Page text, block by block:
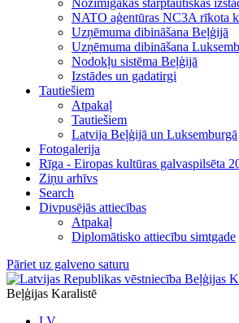
Nozīmīgākās starptautiskās
NATO aģentūras NC3A rīkota
Uzņēmuma dibināšana Beļģijā
Uzņēmuma dibināšana
Nodokļu sistēma Beļģijā
Izstādes un gadatirgi
Tautiešiem
Atpakaļ
Tautiešiem
Latvija Beļģijā un Luksemburgā
Fotogalerija
Rīga - Eiropas kultūras galvaspilsēta
Ziņu arhīvs
Search
Divpusējās attiecības
Atpakaļ
Diplomātisko attiecību simtgade
Pāriet uz galveno saturu
Beļģijas Karalistē